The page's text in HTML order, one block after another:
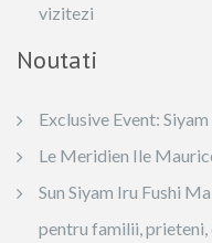
vizitezi
Noutati
Exclusive Event:
Le Meridien Ile
Sun Siyam Iru Fushi
pentru familii, prieteni,